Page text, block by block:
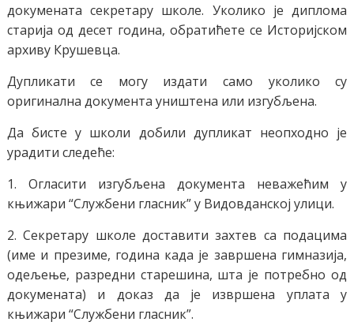
докумената секретару школе. Уколико је диплома
старија од десет година, обратићете се Историјском
архиву Крушевца.
Дупликати се могу издати само уколико су
оригинална документа уништена или изгубљена.
Да бисте у школи добили дупликат неопходно је
урадити следеће:
1. Огласити изгубљена документа неважећим у
књижари “Службени гласник” у Видовданској улици.
2. Секретару школе доставити захтев са подацима
(име и презиме, година када је завршена гимназија,
одељење, разредни старешина, шта је потребно од
докумената) и доказ да је извршена уплата у
књижари “Службени гласник”.